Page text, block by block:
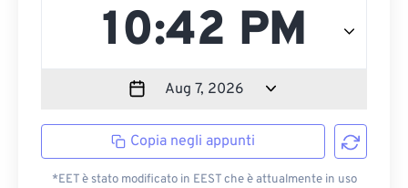
Copia negli appunti
*EET è stato modificato in EEST che è attualmente in uso